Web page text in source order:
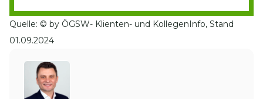
Quelle: © by ÖGSW- Klienten- und KollegenInfo, Stand
01.09.2024